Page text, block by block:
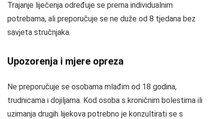
Trajanje liječenja određuje se prema individualnim
potrebama, ali preporučuje se ne duže od 8 tjedana bez
savjeta stručnjaka.
Upozorenja i mjere opreza
Ne preporučuje se osobama mlađim od 18 godina,
trudnicama i dojiljama. Kod osoba s kroničnim bolestima ili
uzimanja drugih lijekova potrebno je konzultirati se s